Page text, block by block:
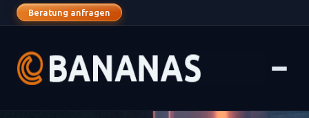
Beratung anfragen